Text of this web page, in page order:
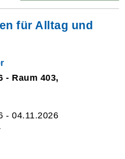
für Alltag und
- Raum 403,
- 04.11.2026